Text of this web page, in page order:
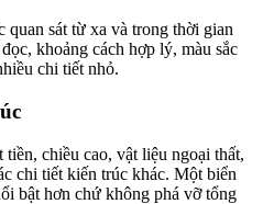
sát từ xa và trong thời gian
khoảng cách hợp lý, màu sắc
chi tiết nhỏ.
chiều cao, vật liệu ngoại thất,
chi tiết kiến trúc khác. Một biển
bật hơn chứ không phá vỡ tổng